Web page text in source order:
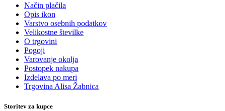
Način plačila
Opis ikon
Varstvo osebnih podatkov
Velikostne številke
O trgovini
Pogoji
Varovanje okolja
Postopek nakupa
Izdelava po meri
Trgovina Alisa Žabnica
Storitev za kupce